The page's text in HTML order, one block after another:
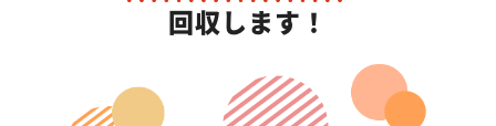
回収します！